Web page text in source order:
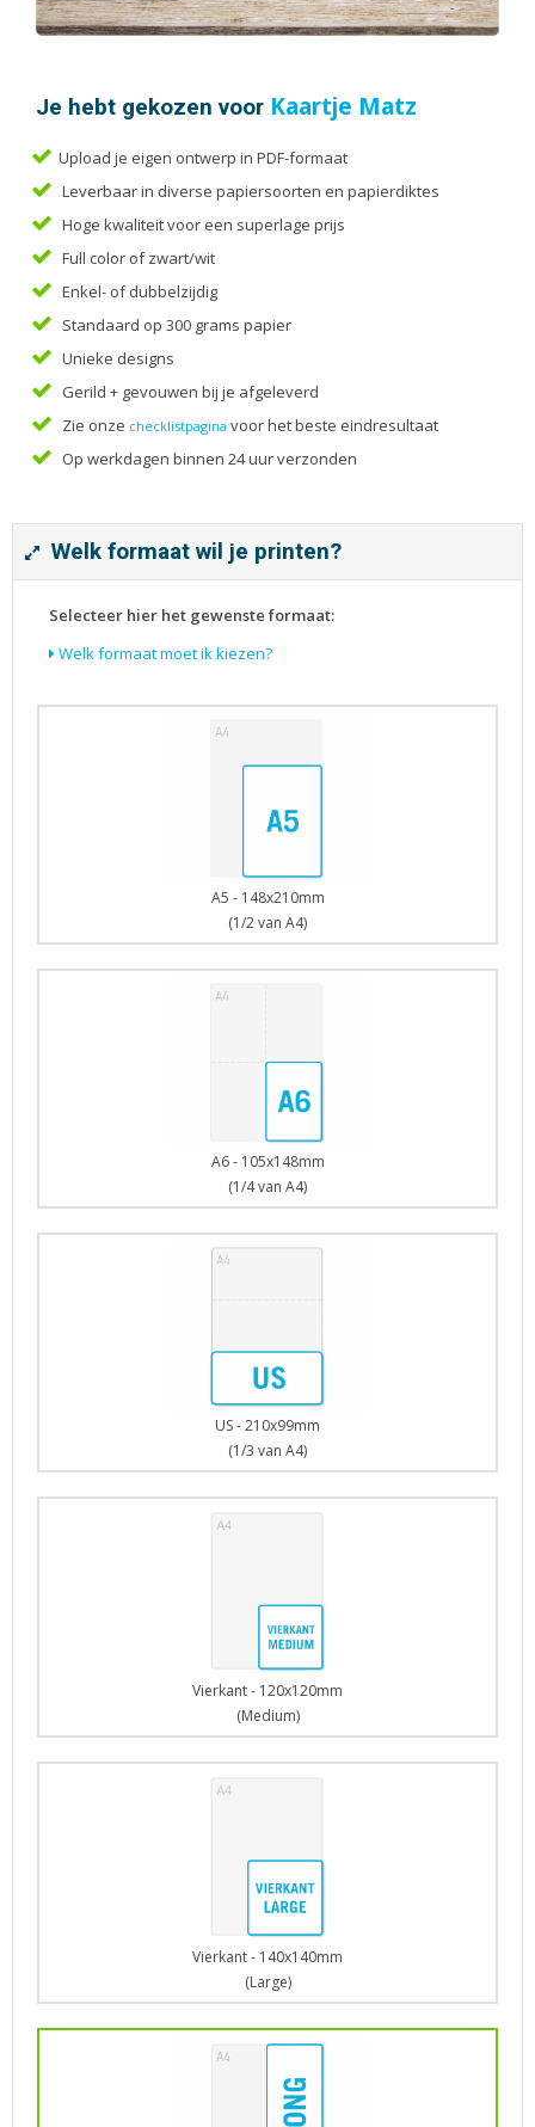
Kaarten
Kerstkaarten
Menukaarten
Mondkapjes
Notitieblokken
Rapporten/Verslagen
Rouwkaarten
Scripties
Tijdschriften
Verhuiskaarten
Je hebt gekozen voor Kaartje Matz
Upload je eigen ontwerp in PDF-formaat
Leverbaar in diverse papiersoorten en papierdiktes
Hoge kwaliteit voor een superlage prijs
Full color of zwart/wit
Enkel- of dubbelzijdig
Standaard op 300 grams papier
Unieke designs
Gerild + gevouwen bij je afgeleverd
Zie onze checklistpagina voor het beste eindresultaat
Op werkdagen binnen 24 uur verzonden
Welk formaat wil je printen?
Selecteer hier het gewenste formaat:
Welk formaat moet ik kiezen?
A5 - 148x210mm
(1/2 van A4)
A6 - 105x148mm
(1/4 van A4)
US - 210x99mm
(1/3 van A4)
Vierkant - 120x120mm
(Medium)
Vierkant - 140x140mm
(Large)